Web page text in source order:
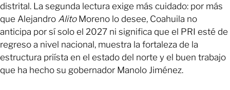
distrital. La segunda lectura exige más cuidado: por más
que Alejandro AlitoMoreno lo desee, Coahuila no
anticipa por sí solo el 2027 ni significa que el PRI esté de
regreso a nivel nacional, muestra la fortaleza de la
estructura priísta en el estado del norte y el buen trabajo
que ha hecho su gobernador Manolo Jiménez.